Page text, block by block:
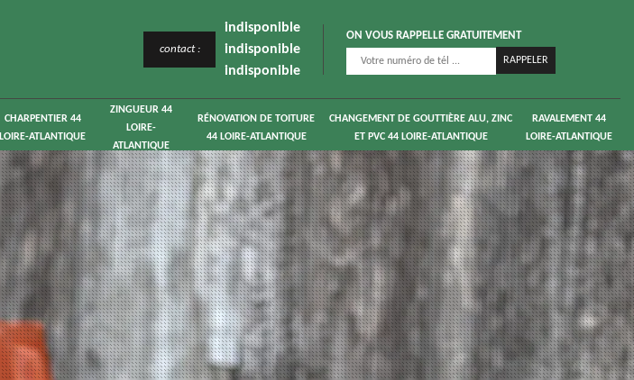
contact :
indisponible
indisponible
indisponible
ON VOUS RAPPELLE GRATUITEMENT
CHARPENTIER 44
LOIRE-ATLANTIQUE
ZINGUEUR 44
LOIRE-
ATLANTIQUE
RÉNOVATION DE TOITURE
44 LOIRE-ATLANTIQUE
CHANGEMENT DE GOUTTIÈRE ALU, ZINC
ET PVC 44 LOIRE-ATLANTIQUE
RAVALEMENT 44
LOIRE-ATLANTIQUE